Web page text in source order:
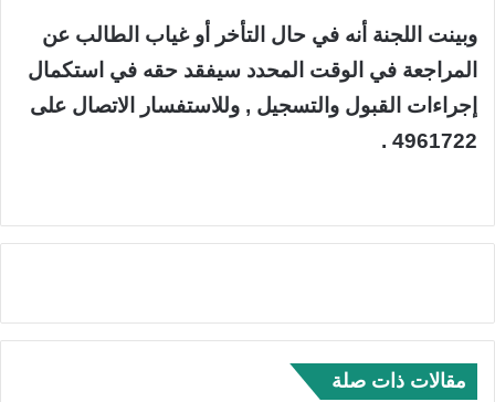
وبينت اللجنة أنه في حال التأخر أو غياب الطالب عن
المراجعة في الوقت المحدد سيفقد حقه في استكمال
إجراءات القبول والتسجيل , وللاستفسار الاتصال على
4961722 .
مقالات ذات صلة